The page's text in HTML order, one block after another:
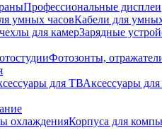
Профессиональные дисплеи
умных часовКабели для
для камерЗарядные
Фотозонты,
для ТВАксессуары для
охлажденияКорпуса для